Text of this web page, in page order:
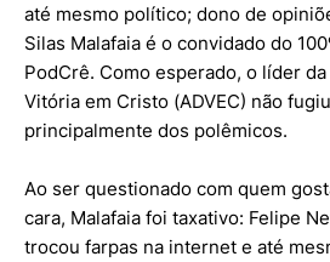
até mesmo político; dono de
Silas Malafaia é o convidado do
PodCrê. Como esperado, o líder
Vitória em Cristo (ADVEC) não
principalmente dos polêmicos.
Ao ser questionado com quem
cara, Malafaia foi taxativo: Felipe
trocou farpas na internet e até